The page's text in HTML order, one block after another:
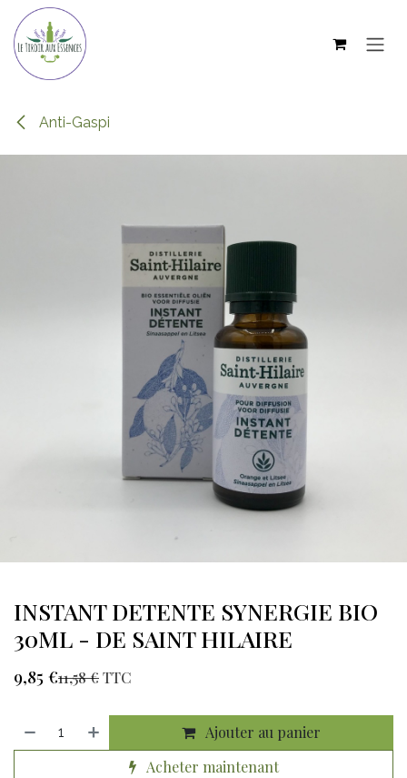
Se rendre au contenu
Anti-Gaspi
INSTANT DETENTE SYNERGIE BIO
30ML - DE SAINT HILAIRE
9,85 €11,58€TTC
Ajouter au panier
Acheter maintenant